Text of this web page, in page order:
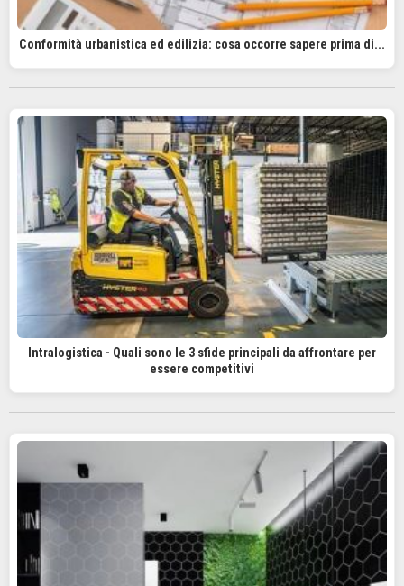
Conformità urbanistica ed edilizia: cosa occorre sapere prima di...
Intralogistica - Quali sono le 3 sfide principali da affrontare per
essere competitivi